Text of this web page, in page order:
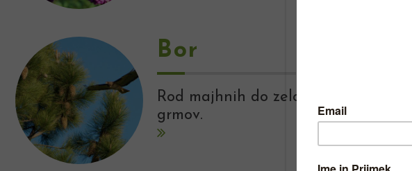
Bor
Rod majhnih do zelo velikih dreves in
grmov.